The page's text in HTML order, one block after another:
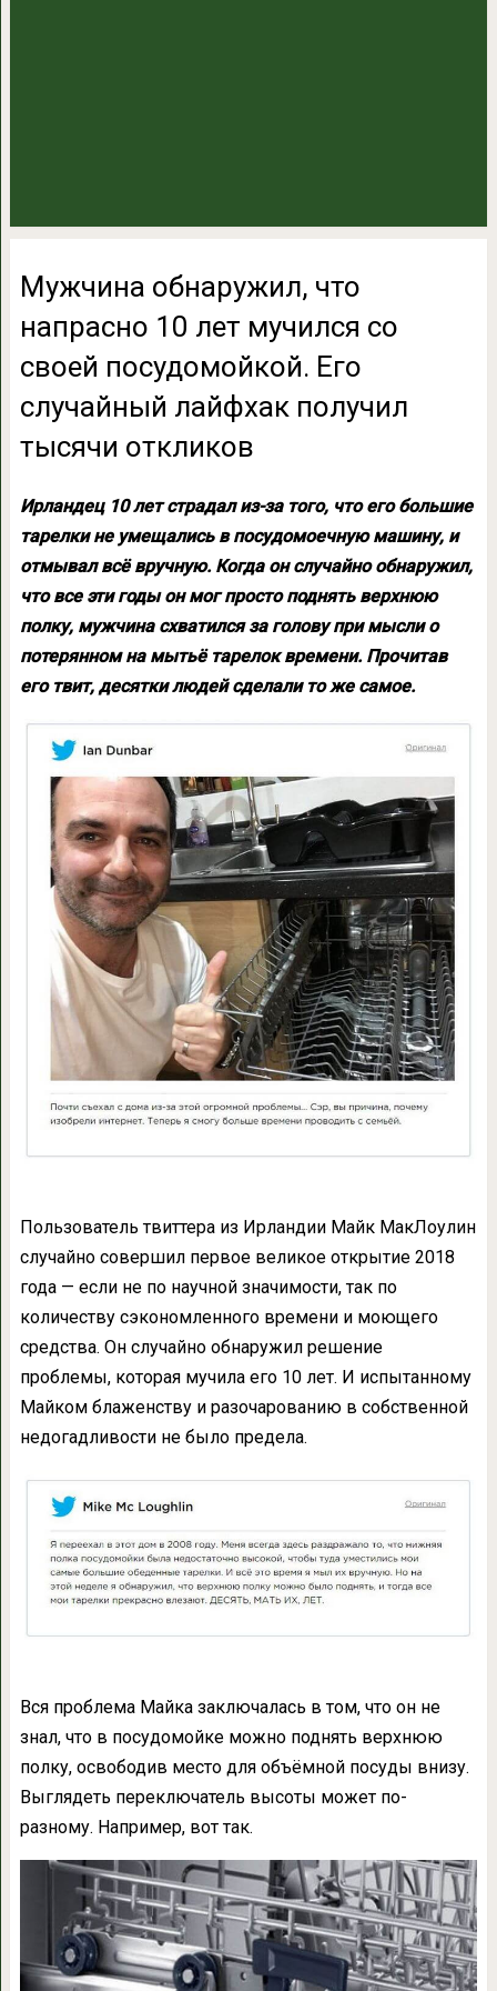
Мужчина обнаружил, что
напрасно 10 лет мучился со
своей посудомойкой. Его
случайный лайфхак получил
тысячи откликов
Ирландец 10 лет страдал из-за того, что его большие
тарелки не умещались в посудомоечную машину, и
отмывал всё вручную. Когда он случайно обнаружил,
что все эти годы он мог просто поднять верхнюю
полку, мужчина схватился за голову при мысли о
потерянном на мытьё тарелок времени. Прочитав
его твит, десятки людей сделали то же самое.
Пользователь твиттера из Ирландии Майк МакЛоулин
случайно совершил первое великое открытие 2018
года — если не по научной значимости, так по
количеству сэкономленного времени и моющего
средства. Он случайно обнаружил решение
проблемы, которая мучила его 10 лет. И испытанному
Майком блаженству и разочарованию в собственной
недогадливости не было предела.
Вся проблема Майка заключалась в том, что он не
знал, что в посудомойке можно поднять верхнюю
полку, освободив место для объёмной посуды внизу.
Выглядеть переключатель высоты может по-
разному. Например, вот так.